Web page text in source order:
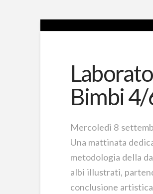
Bimbi
Mercoledì 8
Una mattinata
metodologia della
albi illustrati,
conclusione